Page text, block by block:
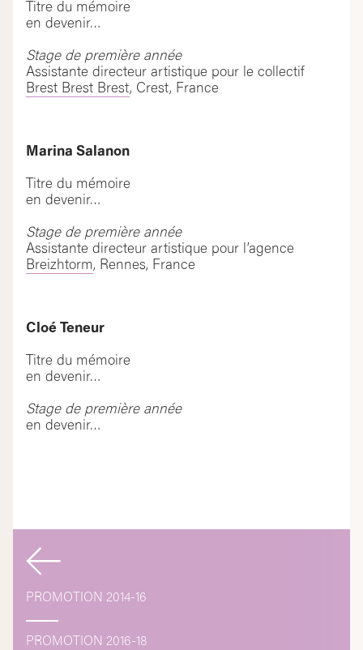
Titre du mémoire
en devenir…
Stage de première année
Assistante directeur artistique pour le collectif
Brest Brest Brest, Crest, France
Marina Salanon
Titre du mémoire
en devenir…
Stage de première année
Assistante directeur artistique pour l’agence
Breizhtorm, Rennes, France
Cloé Teneur
Titre du mémoire
en devenir…
Stage de première année
en devenir…
Navigation
de
l’article
PROMOTION 2014-16
PROMOTION 2016-18